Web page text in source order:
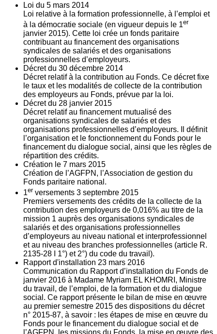
Loi du 5 mars 2014
Loi relative à la formation professionnelle, à l’emploi et
à la démocratie sociale (en vigueur depuis le 1er
janvier 2015). Cette loi crée un fonds paritaire
contribuant au financement des organisations
syndicales de salariés et des organisations
professionnelles d’employeurs.
Décret du 30 décembre 2014
Décret relatif à la contribution au Fonds. Ce décret fixe
le taux et les modalités de collecte de la contribution
des employeurs au Fonds, prévue par la loi.
Décret du 28 janvier 2015
Décret relatif au financement mutualisé des
organisations syndicales de salariés et des
organisations professionnelles d’employeurs. Il définit
l’organisation et le fonctionnement du Fonds pour le
financement du dialogue social, ainsi que les règles de
répartition des crédits.
Création le 7 mars 2015
Création de l’AGFPN, l’Association de gestion du
Fonds paritaire national.
1er versements 3 septembre 2015
Premiers versements des crédits de la collecte de la
contribution des employeurs de 0,016% au titre de la
mission 1 auprès des organisations syndicales de
salariés et des organisations professionnelles
d’employeurs au niveau national et interprofessionnel
et au niveau des branches professionnelles (article R.
2135‐28 I 1°) et 2°) du code du travail).
Rapport d'installation 23 mars 2016
Communication du Rapport d’installation du Fonds de
janvier 2016 à Madame Myriam EL KHOMRI, Ministre
du travail, de l’emploi, de la formation et du dialogue
social. Ce rapport présente le bilan de mise en œuvre
au premier semestre 2015 des dispositions du décret
n° 2015-87, à savoir : les étapes de mise en œuvre du
Fonds pour le financement du dialogue social et de